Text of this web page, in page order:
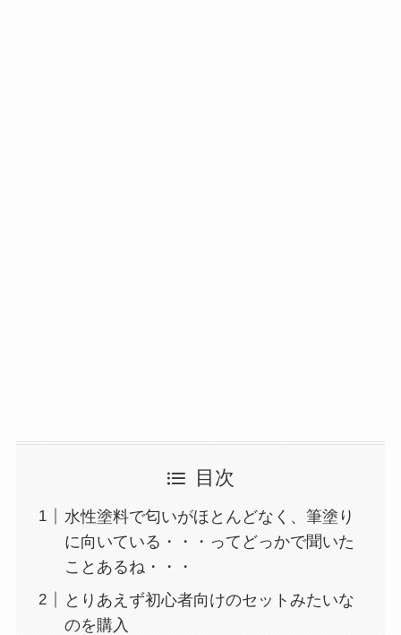
目次
水性塗料で匂いがほとんどなく、筆塗り
に向いている・・・ってどっかで聞いた
ことあるね・・・
とりあえず初心者向けのセットみたいな
のを購入